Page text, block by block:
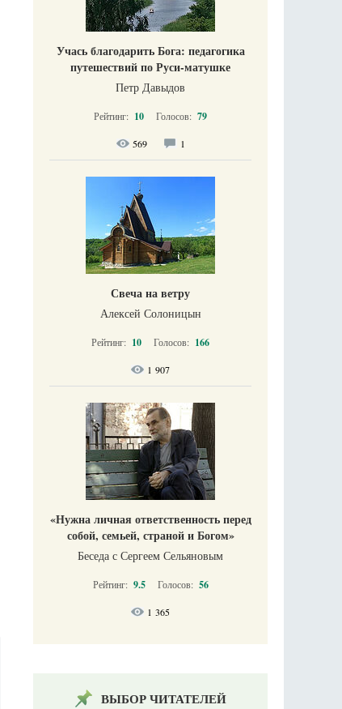
Учась благодарить Бога: педагогика
путешествий по Руси-матушке
Петр Давыдов
Рейтинг: 10 Голосов: 79
569 1
Свеча на ветру
Алексей Солоницын
Рейтинг: 10 Голосов: 166
1 907
«Нужна личная ответственность перед
собой, семьей, страной и Богом»
Беседа с Сергеем Сельяновым
Рейтинг: 9.5 Голосов: 56
1 365
ВЫБОР ЧИТАТЕЛЕЙ